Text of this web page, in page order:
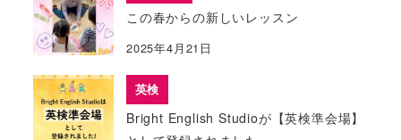
この春からの新しいレッスン
2025年4月21日
英検
Bright English Studioが【英検準会場】